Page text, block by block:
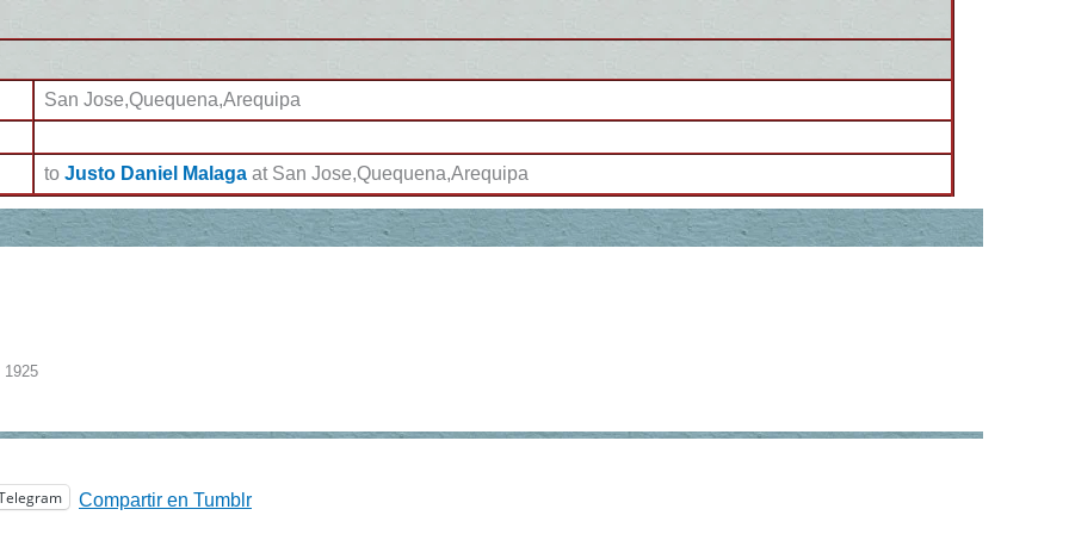
San Jose,Quequena,Arequipa
to Justo Daniel Malaga at San Jose,Quequena,Arequipa
1925
Compartir en Tumblr